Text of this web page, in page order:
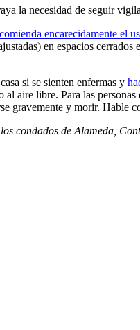
la necesidad de seguir
encarecidamente el
en espacios
si se sienten enfermas y
aire libre. Para las
gravemente y morir. Hable
condados de Alameda,